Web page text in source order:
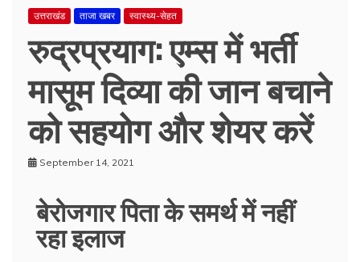
उत्तराखंड ताजा खबर स्वास्थ्य-सेहत
रुद्रप्रयाग: एम्स में भर्ती
मासूम दिव्या की जान बचाने
को सहयोग और शेयर करें
September 14, 2021
बेरोजगार पिता के समर्थ में नहीं
रहा इलाज